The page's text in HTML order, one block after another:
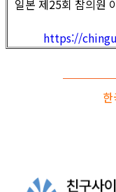
일본 제25회 참의원
https://